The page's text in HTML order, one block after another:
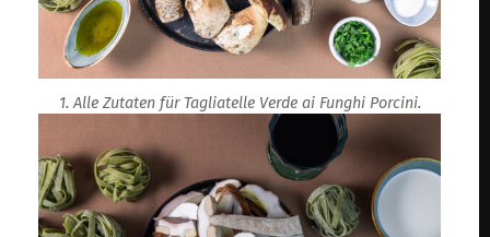
1. Alle Zutaten für Tagliatelle Verde ai Funghi Porcini.